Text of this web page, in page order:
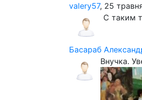
valery57, 25
С таким
Басараб
Внучка.